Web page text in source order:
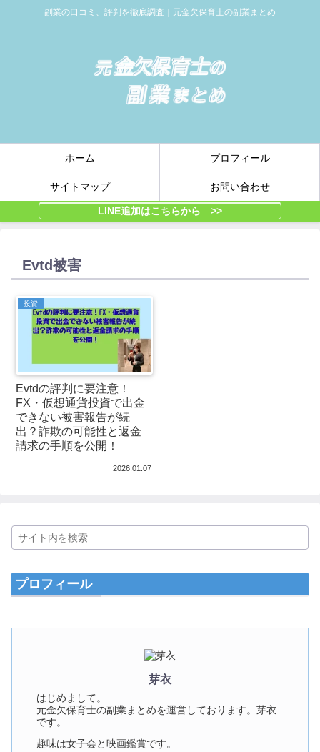
副業の口コミ、評判を徹底調査｜元金欠保育士の副業まとめ
ホーム プロフィール
サイトマップ お問い合わせ
LINE追加はこちらから >>
Evtd被害
投資
Evtdの評判に要注意！
FX・仮想通貨投資で出金
できない被害報告が続
出？詐欺の可能性と返金
請求の手順を公開！
2026.01.07
プロフィール
芽衣
はじめまして。
元金欠保育士の副業まとめを運営しております。芽衣
です。
趣味は女子会と映画鑑賞です。